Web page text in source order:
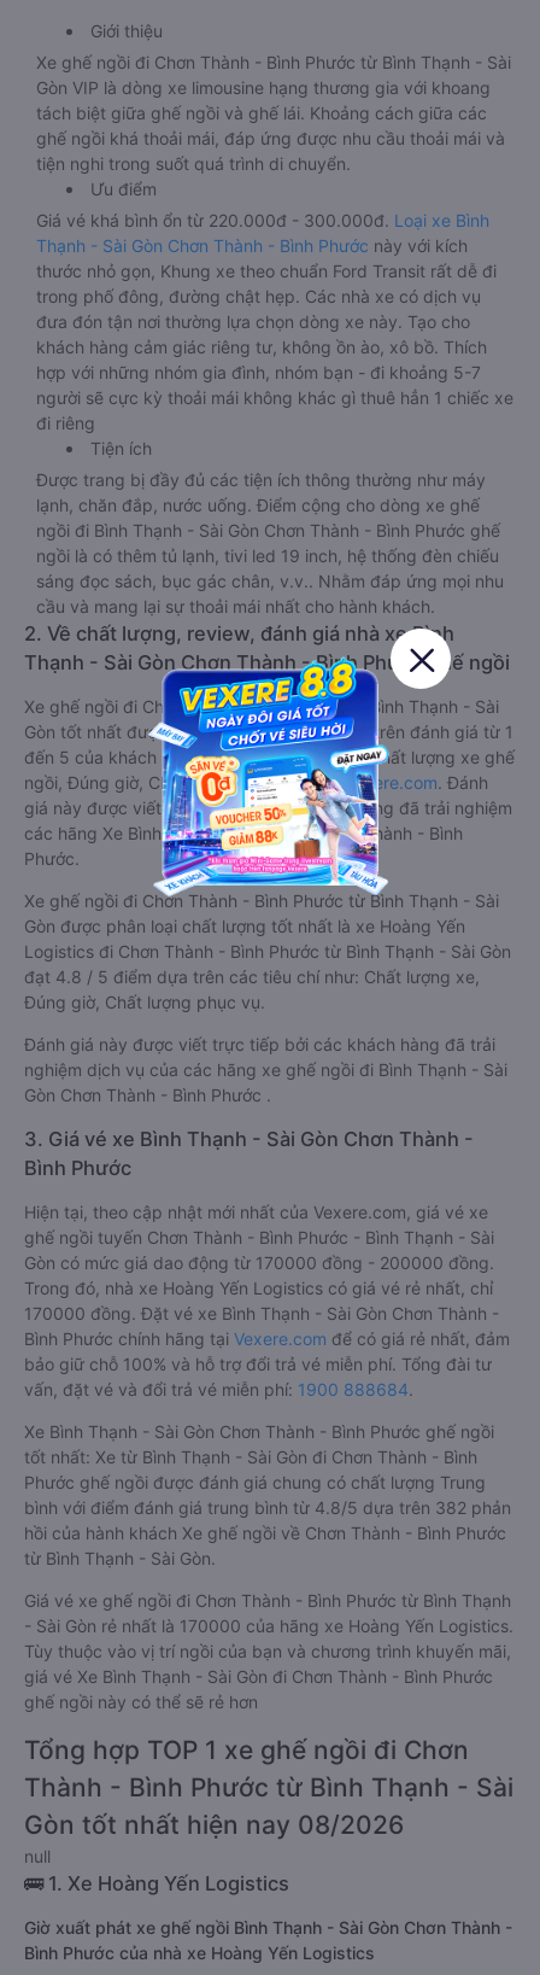
Giới thiệu
Xe ghế ngồi đi Chơn Thành - Bình Phước từ Bình Thạnh - Sài
Gòn VIP là dòng xe limousine hạng thương gia với khoang
tách biệt giữa ghế ngồi và ghế lái. Khoảng cách giữa các
ghế ngồi khá thoải mái, đáp ứng được nhu cầu thoải mái và
tiện nghi trong suốt quá trình di chuyển.
Ưu điểm
Giá vé khá bình ổn từ 220.000đ - 300.000đ. Loại xe Bình
Thạnh - Sài Gòn Chơn Thành - Bình Phước này với kích
thước nhỏ gọn, Khung xe theo chuẩn Ford Transit rất dễ đi
trong phố đông, đường chật hẹp. Các nhà xe có dịch vụ
đưa đón tận nơi thường lựa chọn dòng xe này. Tạo cho
khách hàng cảm giác riêng tư, không ồn ào, xô bồ. Thích
hợp với những nhóm gia đình, nhóm bạn - đi khoảng 5-7
người sẽ cực kỳ thoải mái không khác gì thuê hẳn 1 chiếc xe
đi riêng
Tiện ích
Được trang bị đầy đủ các tiện ích thông thường như máy
lạnh, chăn đắp, nước uống. Điểm cộng cho dòng xe ghế
ngồi đi Bình Thạnh - Sài Gòn Chơn Thành - Bình Phước ghế
ngồi là có thêm tủ lạnh, tivi led 19 inch, hệ thống đèn chiếu
sáng đọc sách, bục gác chân, v.v.. Nhằm đáp ứng mọi nhu
cầu và mang lại sự thoải mái nhất cho hành khách.
2. Về chất lượng, review, đánh giá nhà xe Bình
Thạnh - Sài Gòn Chơn Thành - Bình Phước ghế ngồi
Xe ghế ngồi đi Chơn Thành - Bình Phước từ Bình Thạnh - Sài
Gòn tốt nhất được phân loại chất lượng dựa trên đánh giá từ 1
đến 5 của khách hàng với các tiêu chí như: Chất lượng xe ghế
ngồi, Đúng giờ, Chất lượng phục vụ trên
Vexere.com. Đánh
giá này được viết trực tiếp bởi các khách hàng đã trải nghiệm
các hãng Xe Bình Thạnh - Sài Gòn đi Chơn Thành - Bình
Phước.
Xe ghế ngồi đi Chơn Thành - Bình Phước từ Bình Thạnh - Sài
Gòn được phân loại chất lượng tốt nhất là xe Hoàng Yến
Logistics đi Chơn Thành - Bình Phước từ Bình Thạnh - Sài Gòn
đạt 4.8 / 5 điểm dựa trên các tiêu chí như: Chất lượng xe,
Đúng giờ, Chất lượng phục vụ.
Đánh giá này được viết trực tiếp bởi các khách hàng đã trải
nghiệm dịch vụ của các hãng xe ghế ngồi đi Bình Thạnh - Sài
Gòn Chơn Thành - Bình Phước .
3. Giá vé xe Bình Thạnh - Sài Gòn Chơn Thành -
Bình Phước
Hiện tại, theo cập nhật mới nhất của Vexere.com, giá vé xe
ghế ngồi tuyến Chơn Thành - Bình Phước - Bình Thạnh - Sài
Gòn có mức giá dao động từ 170000 đồng - 200000 đồng.
Trong đó, nhà xe Hoàng Yến Logistics có giá vé rẻ nhất, chỉ
170000 đồng. Đặt vé xe Bình Thạnh - Sài Gòn Chơn Thành -
Bình Phước chính hãng tại Vexere.com để có giá rẻ nhất, đảm
bảo giữ chỗ 100% và hỗ trợ đổi trả vé miễn phí. Tổng đài tư
vấn, đặt vé và đổi trả vé miễn phí: 1900 888684.
Xe Bình Thạnh - Sài Gòn Chơn Thành - Bình Phước ghế ngồi
tốt nhất: Xe từ Bình Thạnh - Sài Gòn đi Chơn Thành - Bình
Phước ghế ngồi được đánh giá chung có chất lượng Trung
bình với điểm đánh giá trung bình từ 4.8/5 dựa trên 382 phản
hồi của hành khách Xe ghế ngồi về Chơn Thành - Bình Phước
từ Bình Thạnh - Sài Gòn.
Giá vé xe ghế ngồi đi Chơn Thành - Bình Phước từ Bình Thạnh
- Sài Gòn rẻ nhất là 170000 của hãng xe Hoàng Yến Logistics.
Tùy thuộc vào vị trí ngồi của bạn và chương trình khuyến mãi,
giá vé Xe Bình Thạnh - Sài Gòn đi Chơn Thành - Bình Phước
ghế ngồi này có thể sẽ rẻ hơn
Tổng hợp TOP 1 xe ghế ngồi đi Chơn
Thành - Bình Phước từ Bình Thạnh - Sài
Gòn tốt nhất hiện nay 08/2026
null
🚌 1. Xe Hoàng Yến Logistics
Giờ xuất phát xe ghế ngồi Bình Thạnh - Sài Gòn Chơn Thành -
Bình Phước của nhà xe Hoàng Yến Logistics